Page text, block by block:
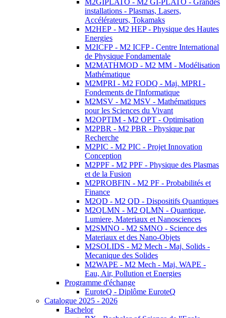
M2GIPLATO - M2 GI-PLATO - Grandes
installations - Plasmas, Lasers,
Accélérateurs, Tokamaks
M2HEP - M2 HEP - Physique des Hautes
Energies
M2ICFP - M2 ICFP - Centre International
de Physique Fondamentale
M2MATHMOD - M2 MM - Modélisation
Mathématique
M2MPRI - M2 FODQ - Maj. MPRI -
Fondements de l'Informatique
M2MSV - M2 MSV - Mathématiques
pour les Sciences du Vivant
M2OPTIM - M2 OPT - Optimisation
M2PBR - M2 PBR - Physique par
Recherche
M2PIC - M2 PIC - Projet Innovation
Conception
M2PPF - M2 PPF - Physique des Plasmas
et de la Fusion
M2PROBFIN - M2 PF - Probabilités et
Finance
M2QD - M2 QD - Dispositifs Quantiques
M2QLMN - M2 QLMN - Quantique,
Lumiere, Materiaux et Nanosciences
M2SMNO - M2 SMNO - Science des
Materiaux et des Nano-Objets
M2SOLIDS - M2 Mech - Maj. Solids -
Mecanique des Solides
M2WAPE - M2 Mech - Maj. WAPE -
Eau, Air, Pollution et Energies
Programme d'échange
EuroteQ - Diplôme EuroteQ
Catalogue 2025 - 2026
Bachelor